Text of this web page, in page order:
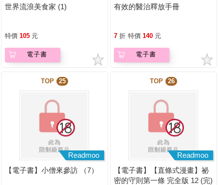
世界流浪美食家 (1)
特價 105 元
電子書
有效的醫治釋放手冊
7 折 特價 140 元
電子書
TOP 25
Readmoo
【電子書】小僧來參訪 （7）
TOP 26
Readmoo
【電子書】【直條式漫畫】祕
密的守則第一條 完全版 12 (完)